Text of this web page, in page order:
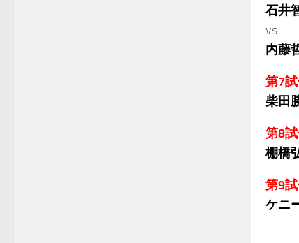
石井
vs.
内藤
第7試
柴田
第8試
棚橋
第9試
ケニ